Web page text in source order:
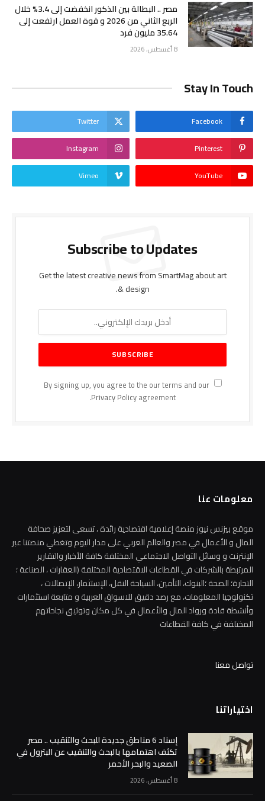
مصر .. البطالة بين الذكور انخفضت إلى 3.4% خلال
الربع الثاني من 2026 و قوة العمل ارتفعت إلى
35.64 مليون فرد
8 أغسطس، 2026
Stay In Touch
Facebook
Twitter
Pinterest
Instagram
YouTube
Vimeo
Subscribe to Updates
Get the latest creative news from SmartMag about art
& design.
By signing up, you agree to the our terms and our
Privacy Policyagreement.
معلومات عنا
موقع بيزنس نيوز منصة إعلامية اقتصادية رائدة ، تسعى لتعزيز صحافة
المال و الأعمال في مصر والعالم العربي على مدار اليوم وتغطي منصتنا عبر
الإنترنت و وسائل التواصل الاجتماعي المختلفة كافة الأخبار والتقارير
المرتبطة بالشركات في القطاعات الاقتصادية المختلفة (العقارات ، الصناعة ؛
التجارة؛ الصحة ؛البنوك، التأمين، السياحة النقل، الإستثمار، الإتصالات ،
تكنولوجيا المعلومات، مع رصد دقيق للاسواق العربية و متابعة استثمارات
وأنشطة قادة ورواد المال والأعمال في كل مكان وتوثيق نجاحاتهم
المختلفة في كافة القطاعات
تواصل معنا
اختياراتنا
إسناد 6 مناطق جديدة للبحث والتنقيب .. مصر
تكثف اهتمامها بالبحث والتنقيب عن البترول في
الصعيد والبحر الأحمر
8 أغسطس، 2026